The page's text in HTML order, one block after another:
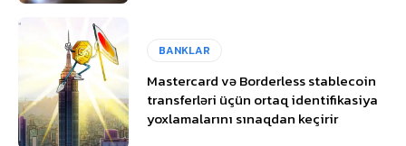
BANKLAR
Mastercard və Borderless stablecoin
transferləri üçün ortaq identifikasiya
yoxlamalarını sınaqdan keçirir